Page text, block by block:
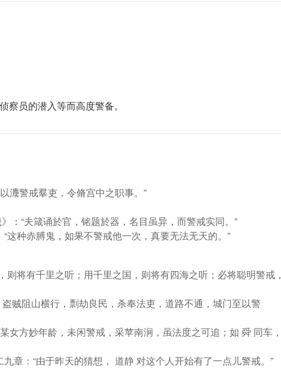
员的潜入等而高度警备。
以灋警戒羣吏，令脩宫中之职事。”
：“夫箴诵於官，铭题於器，名目虽异，而警戒实同。”
这种赤膊鬼，如果不警戒他一次，真要无法无天的。”
则将有千里之听；用千里之国，则将有四海之听；必将聪明警戒，
盗贼阻山横行，剽劫良民，杀奉法吏，道路不通，城门至以警
女方妙年龄，未闲警戒，采苹南涧，虽法度之可追；如 舜 同车，
章：“由于昨天的猜想， 道静 对这个人开始有了一点儿警戒。”